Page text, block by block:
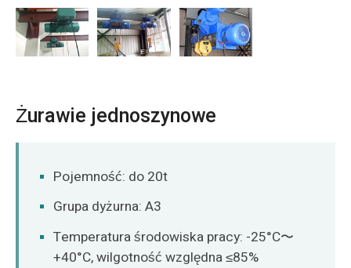
Żurawie jednoszynowe
Pojemność: do 20t
Grupa dyżurna: A3
Temperatura środowiska pracy: -25°C〜
+40°C, wilgotność względna ≤85%